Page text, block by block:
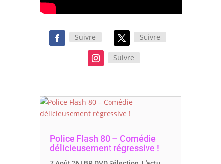
Suivre Suivre
Suivre
Police Flash 80 – Comédie
délicieusement régressive !